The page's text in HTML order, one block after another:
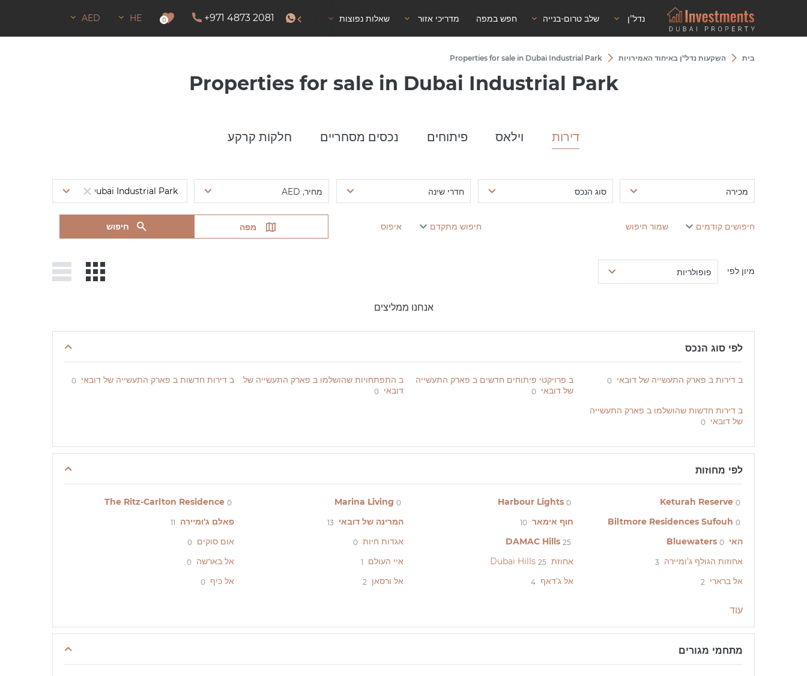
נדל"ן שלב טרום-בנייה חפש במפה מדריכי אזור שאלות נפוצות אישור שהייה+971 4873 2081
0
HE
AED
בית השקעות נדל"ן באיחוד האמירויות Properties for sale in Dubai Industrial Park
Properties for sale in Dubai Industrial Park
דירות וילאס פיתוחים נכסים מסחריים חלקות קרקע
מכירה סוג הנכס חדרי שינה מחיר, AED
חיפושים קודמים שמור חיפוש חיפוש מתקדם איפוס מפה חיפוש
מיון לפי פופולריות
אנחנו ממליצים
לפי סוג הנכס
ב דירות ב פארק התעשייה של דובאי 0
ב פרויקטי פיתוחים חדשים ב פארק התעשייה
של דובאי
0
ב התפתחויות שהושלמו ב פארק התעשייה של
דובאי 0
ב דירות חדשות ב פארק התעשייה של דובאי 0
ב דירות חדשות שהושלמו ב פארק התעשייה
של דובאי 0
לפי מחוזות
Keturah Reserve 0
Harbour Lights 0
Marina Living 0
The Ritz-Carlton Residence 0
Biltmore Residences Sufouh 0 חוף אימאר 10 המרינה של דובאי 13 פאלם ג'ומיירה 11
האי Bluewaters 0
DAMAC Hills 25 אגדות חיות 0 אום סוקים 0
אחוזות הגולף ג'ומיירה 3 אחוזת Dubai Hills 25 איי העולם 1 אל בארשה 0
אל ברארי 2 אל ג'דאף 4 אל ורסאן 2 אל כיף 0
עוד
מתחמי מגורים